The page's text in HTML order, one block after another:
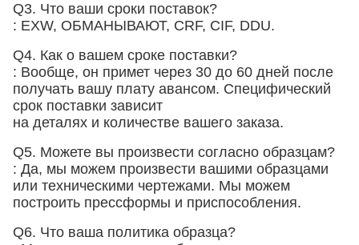
Q3. Что ваши сроки поставок?
: EXW, ОБМАНЫВАЮТ, CRF, CIF, DDU.
Q4. Как о вашем сроке поставки?
: Вообще, он примет через 30 до 60 дней после
получать вашу плату авансом. Специфический
срок поставки зависит
на деталях и количестве вашего заказа.
Q5. Можете вы произвести согласно образцам?
: Да, мы можем произвести вашими образцами
или техническими чертежами. Мы можем
построить прессформы и приспособления.
Q6. Что ваша политика образца?